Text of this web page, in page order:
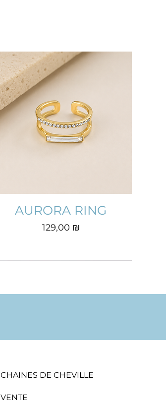
AURORA RING
Prix
129,00 ₪
CHAINES DE CHEVILLE
VENTE